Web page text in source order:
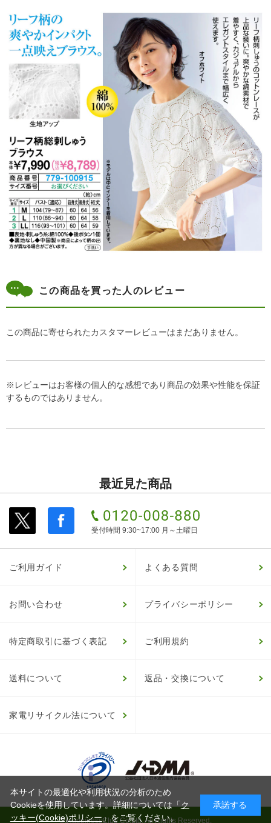
この商品を買った人のレビュー
この商品に寄せられたカスタマーレビューはまだありません。
※レビューはお客様の個人的な感想であり商品の効果や性能を保証
するものではありません。
最近見た商品
受付時間 9:30~17:00 月～土曜日
ご利用ガイド よくある質問
お問い合わせ プライバシーポリシー
特定商取引に基づく表記 ご利用規約
送料について 返品・交換について
家電リサイクル法について
© HappinessClub Co.Ltd. All Rights Reserved.
本サイトの最適化や利用状況の分析のため
Cookieを使用しています。詳細については「ク
ッキー(Cookie)ポリシー」をご覧ください。
承諾する